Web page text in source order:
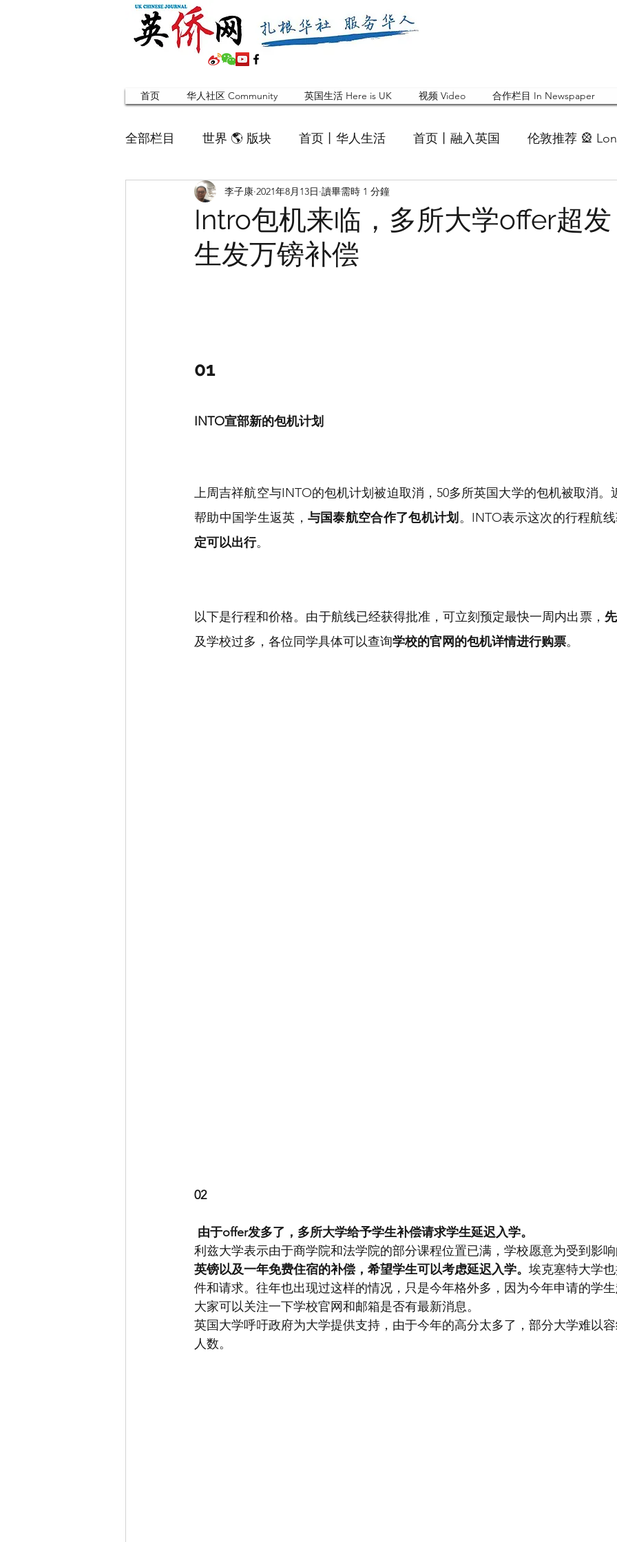
首页 华人社区 Community 英国生活 Here is UK 视频 Video 合作栏目 In Newspaper
全部栏目 世界 🌎 版块 首页丨华人生活 首页丨融入英国 伦敦推荐 🎡
英国脱宅指南 Time out 英国快乐肥宅指南 Cola
寻找组织 Friends 华人专题 Feature
Intro包机来临，多所大学offer超
生发万镑补偿
李子康 2021年8月13日 讀畢需時 1 分鐘
01
INTO宣部新的包机计划
上周吉祥航空与INTO的包机计划被迫取消，50多所英国大学的包机被取消。
帮助中国学生返英， 与国泰航空合作了包机计划 。INTO表示这次的行程航
定可以出行。
以下是行程和价格。由于航线已经获得批准，可立刻预定最快一周内出票，
及学校过多，各位同学具体可以查询学校的官网的包机详情进行购票。
02
由于offer发多了，多所大学给予学生补偿请求学生延迟入学。
利兹大学表示由于商学院和法学院的部分课程位置已满，学校愿意为受到影
英镑以及一年免费住宿的补偿，希望学生可以考虑延迟入学。 埃克塞特大学
件和请求。往年也出现过这样的情况，只是今年格外多，因为今年申请的学生
大家可以关注一下学校官网和邮箱是否有最新消息。
英国大学呼吁政府为大学提供支持，由于今年的高分太多了，部分大学难以
人数。